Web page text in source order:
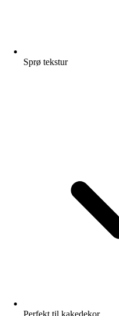
Sprø tekstur
Perfekt til kakedekor